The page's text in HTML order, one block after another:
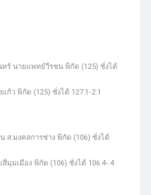
ทร์ นายแพทย์วีรชน พิกัด (125) ชั่งได้
ก้ว พิกัด (125) ชั่งได้ 127.1-2.1
ส.มงคลการช่าง พิกัด (106) ชั่งได้
มุมเมือง พิกัด (106) ชั่งได้ 106.4-.4